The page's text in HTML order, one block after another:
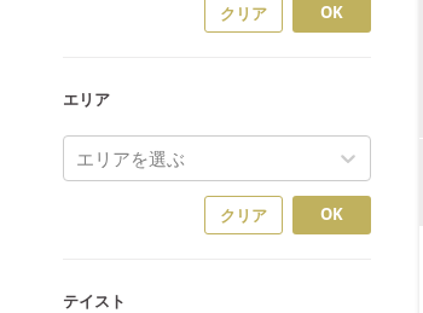
クリア OK
エリア
エリアを選ぶ
クリア OK
テイスト